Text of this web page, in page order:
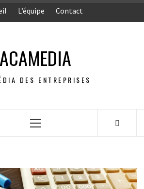
L’équipe Contact
ACAMEDIA
DES ENTREPRISES
Menu